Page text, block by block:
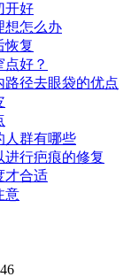
开好
想怎么办
恢复
好？
径去眼袋的优点
人群有哪些
行疤痕的修复
才合适
意